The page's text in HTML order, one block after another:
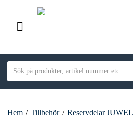
M
E
N
U
a
e
e
a
c
Hem / Tillbehör / Reservdelar JUWEL